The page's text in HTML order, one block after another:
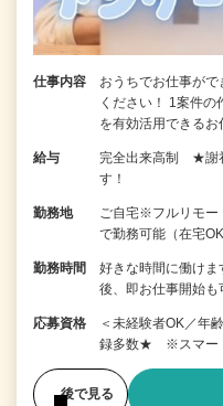
仕事内容
おうちでお仕事が
ください！ 1案件
を有効活用できる
給与
完全出来高制 ★謝
す！
勤務地
ご自宅※フルリモー
で勤務可能（在宅OK
勤務時間
好きな時間に働け
後、即お仕事開始
応募資格
＜未経験者OK／年
録多数★ ※スマート
後で見る